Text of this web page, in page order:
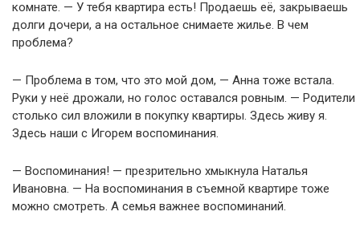
комнате. — У тебя квартира есть! Продаешь её, закрываешь
долги дочери, а на остальное снимаете жилье. В чем
проблема?
— Проблема в том, что это мой дом, — Анна тоже встала.
Руки у неё дрожали, но голос оставался ровным. — Родители
столько сил вложили в покупку квартиры. Здесь живу я.
Здесь наши с Игорем воспоминания.
— Воспоминания! — презрительно хмыкнула Наталья
Ивановна. — На воспоминания в съемной квартире тоже
можно смотреть. А семья важнее воспоминаний.